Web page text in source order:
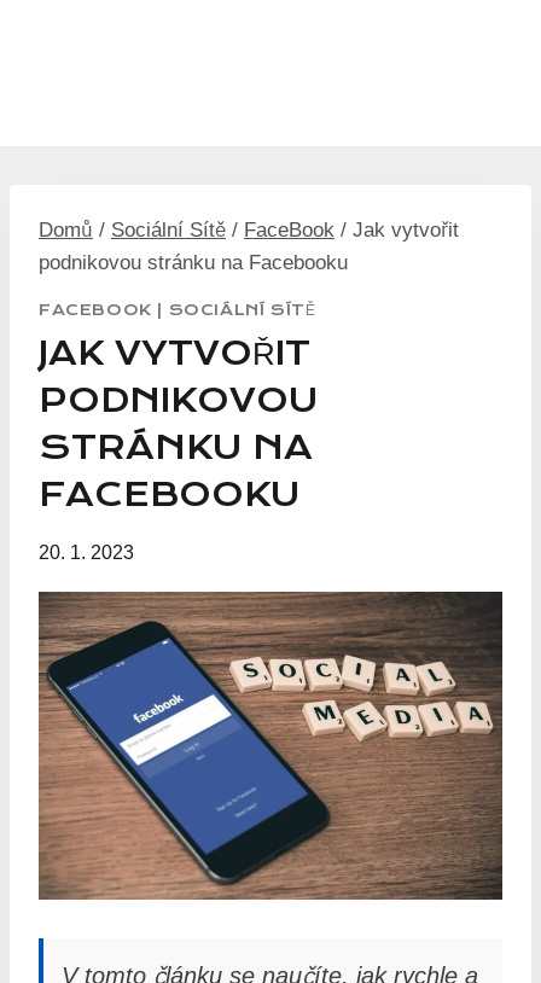
Domů / Sociální Sítě / FaceBook / Jak vytvořit
podnikovou stránku na Facebooku
FACEBOOK SOCIÁLNÍ SÍTĚ
JAK VYTVOŘIT
PODNIKOVOU
STRÁNKU NA
FACEBOOKU
20. 1. 2023
V tomto článku se naučíte, jak rychle a